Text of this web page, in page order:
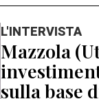
L'INTERVISTA
Mazzola
sulla base